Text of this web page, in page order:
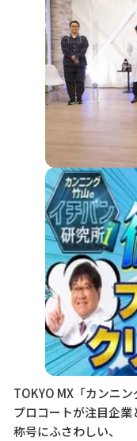
TOKYO MX「カンニ
プロコートが注目企
称号にふさわしい、